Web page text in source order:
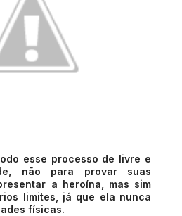
esse processo de livre e
não para provar suas
a heroína, mas sim
limites, já que ela nunca
físicas.